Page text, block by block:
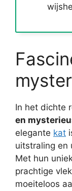
In het dichte
en
elegante kat
uitstraling en
Met hun
prachtige
moeiteloos